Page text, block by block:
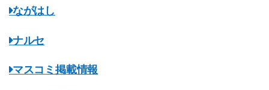
ながはし
ナルセ
マスコミ掲載情報